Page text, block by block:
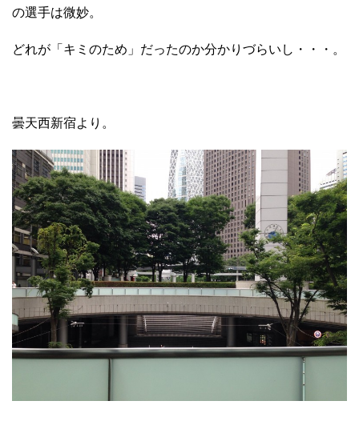
の選手は微妙。
どれが「キミのため」だったのか分かりづらいし・・・。
曇天西新宿より。